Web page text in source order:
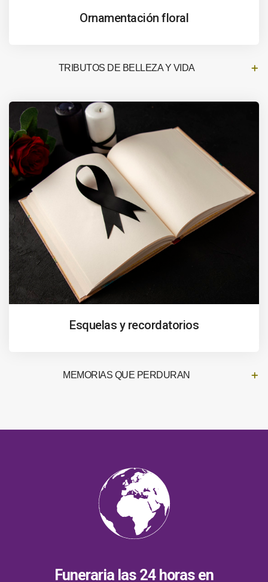
Ornamentación floral
TRIBUTOS DE BELLEZA Y VIDA
Esquelas y recordatorios
MEMORIAS QUE PERDURAN
Funeraria las 24 horas en